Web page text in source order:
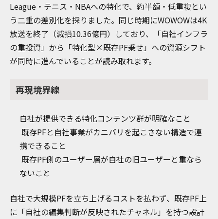
League・テニス・NBAへの特化で、約半額・低重複とい
う二重の差別化を採りました。同じ時期にWOWOWは4K
放送を終了（減損10.36億円）しており、「自社インフラ
の重投資」から「特化型×既存PF乗せ」への資源シフト
が同時に進んでいることが読み取れます。
再現境界線
自社が提供できる特化コンテンツ群が明確なこと
既存PFと自社事業がカニバリを起こさない構造で連
携できること
既存PF側のユーザー層が自社の旧ユーザーと重なら
ないこと
自社で大規模PFを立ち上げるコストを払わず、既存PF上
に「自社の編集判断が反映されたチャネル」を持つ設計